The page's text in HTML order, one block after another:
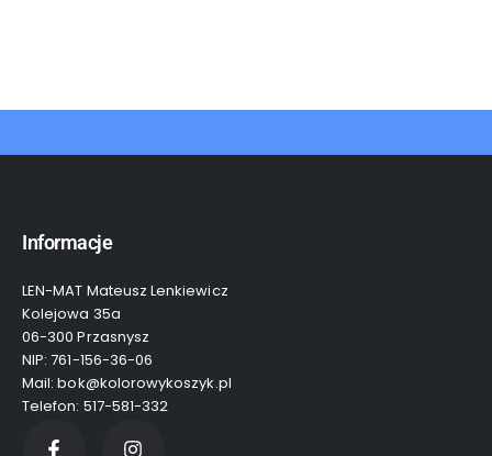
Informacje
LEN-MAT Mateusz Lenkiewicz
Kolejowa 35a
06-300 Przasnysz
NIP: 761-156-36-06
Mail: bok@kolorowykoszyk.pl
Telefon: 517-581-332